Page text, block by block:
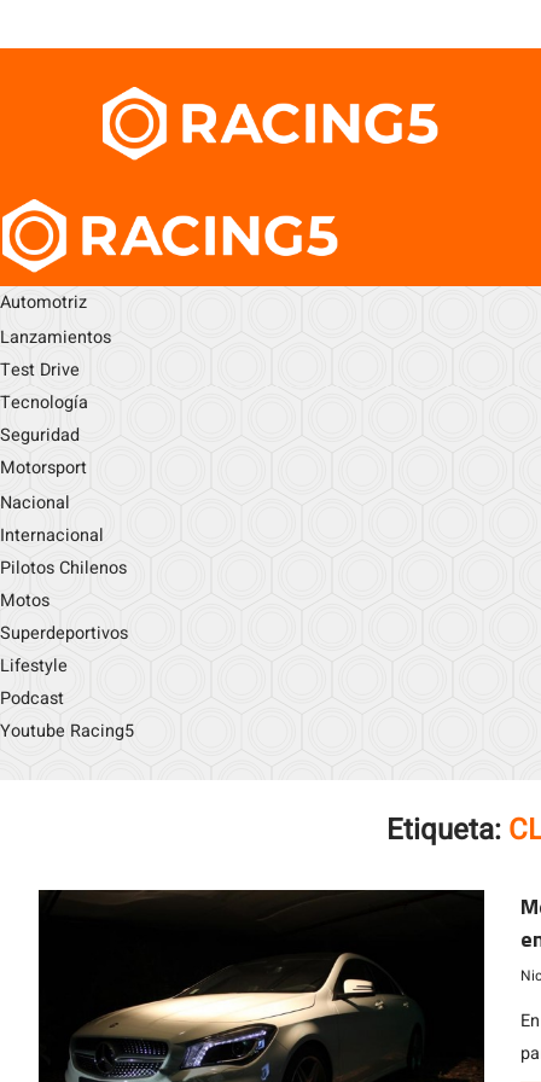
Automotriz
Lanzamientos
Test Drive
Tecnología
Seguridad
Motorsport
Nacional
Internacional
Pilotos Chilenos
Motos
Superdeportivos
Lifestyle
Podcast
Youtube Racing5
Etiqueta: